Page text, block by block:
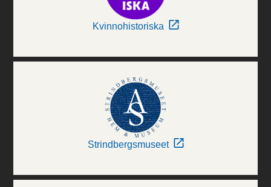
Kvinnohistoriska
Strindbergsmuseet